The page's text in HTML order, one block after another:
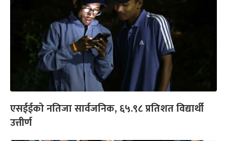
एसईईको नतिजा सार्वजनिक, ६५.९८ प्रतिशत विद्यार्थी
उत्तीर्ण